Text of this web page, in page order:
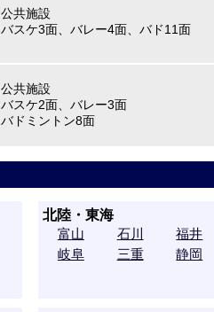
公共施設
バスケ3面、バレー4面、バド11面
公共施設
バスケ2面、バレー3面
バドミントン8面
北陸・東海
富山 石川 福井
岐阜
三重 静岡